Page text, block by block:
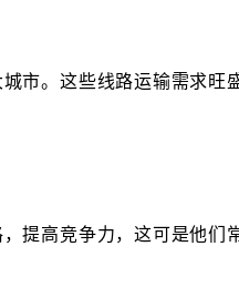
市。这些线路运输需求旺
提高竞争力，这可是他们